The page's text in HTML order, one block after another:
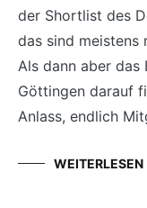
der Shortlist des
das sind meistens
Als dann aber das
Göttingen darauf
Anlass, endlich
WEITERLESEN